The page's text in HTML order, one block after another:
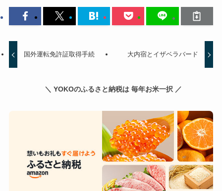
国外運転免許証取得手続 大内宿とイザベラバード
＼ YOKOのふるさと納税は 毎年お米一択 ／